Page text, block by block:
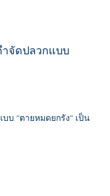
ำจัดปลวกแบบ
บบ "ตายหมดยกรัง" เป็น